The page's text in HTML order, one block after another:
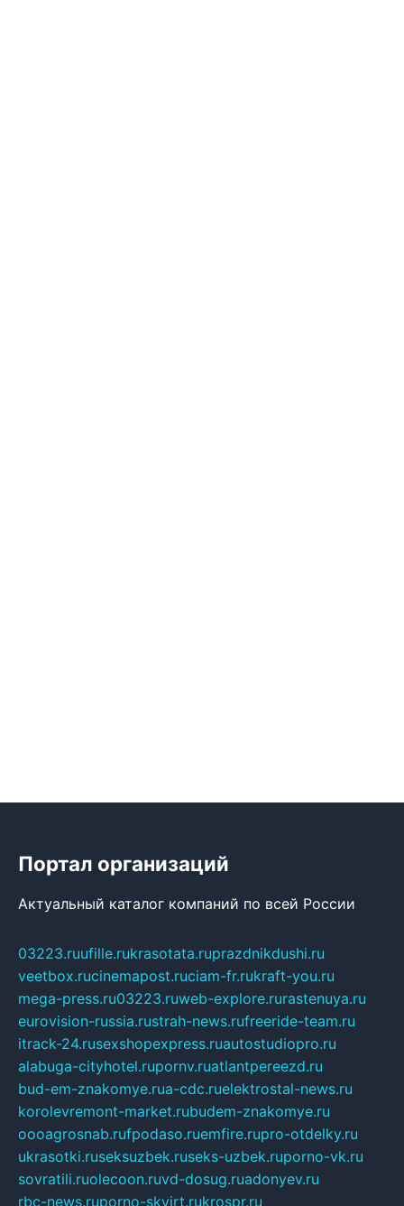
Портал организаций
Актуальный каталог компаний по всей России
03223.ruufille.rukrasotata.ruprazdnikdushi.ru
veetbox.rucinemapost.ruciam-fr.rukraft-you.ru
mega-press.ru03223.ruweb-explore.rurastenuya.ru
eurovision-russia.rustrah-news.rufreeride-team.ru
itrack-24.rusexshopexpress.ruautostudiopro.ru
alabuga-cityhotel.rupornv.ruatlantpereezd.ru
bud-em-znakomye.rua-cdc.ruelektrostal-news.ru
korolevremont-market.rubudem-znakomye.ru
oooagrosnab.rufpodaso.ruemfire.rupro-otdelky.ru
ukrasotki.ruseksuzbek.ruseks-uzbek.ruporno-vk.ru
sovratili.ruolecoon.ruvd-dosug.ruadonyev.ru
rbc-news.ruporno-skvirt.rukrospr.ru